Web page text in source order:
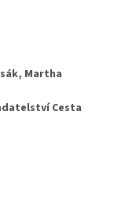
Martha
Cesta